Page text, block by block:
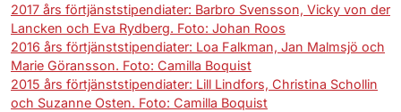
2017 års förtjänststipendiater: Barbro Svensson, Vicky von der
Lancken och Eva Rydberg. Foto: Johan Roos
2016 års förtjänststipendiater: Loa Falkman, Jan Malmsjö och
Marie Göransson. Foto: Camilla Boquist
2015 års förtjänststipendiater: Lill Lindfors, Christina Schollin
och Suzanne Osten. Foto: Camilla Boquist